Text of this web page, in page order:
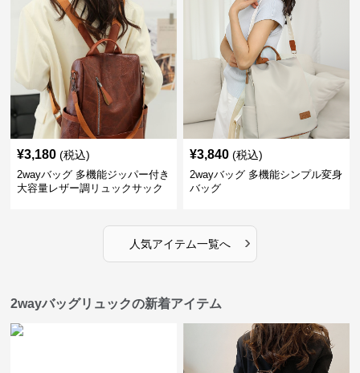
¥3,180 (税込)
2wayバッグ 多機能ジッパー付き
大容量レザー調リュックサック
¥3,840 (税込)
2wayバッグ 多機能シンプル変身
バッグ
人気アイテム一覧へ ›
2wayバッグリュックの新着アイテム